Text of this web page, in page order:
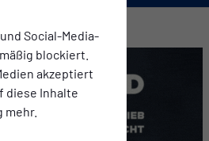
Social-Media-
blockiert.
akzeptiert
diese Inhalte
mehr.